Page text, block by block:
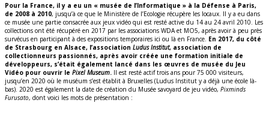
Pour la France, il y a eu un « musée de l’Informatique » à la Défense à Paris,
de 2008 à 2010, jusqu’à ce que le Ministère de l’Ecologie récupère les locaux. Il y a eu dans
ce musée une partie consacrée aux jeux vidéo qui est resté active du 14 au 24 avril 2010. Les
collections ont été récupéré en 2017 par les associations WDA et MO5, après avoir à peu près
survécus en participant à des expositions temporaires ici ou là en France. En 2017, du côté
de Strasbourg en Alsace, l’association Ludus Institut, association de
collectionneurs passionnés, après avoir créée une formation initiale de
développeurs, s’était également lancé dans les œuvres de musée du Jeu
Vidéo pour ouvrir le Pixel Museum. Il est resté actif trois ans pour 75 000 visiteurs,
jusqu’en 2020 où le muséum s’est établit à Bruxelles (Ludus Institut y a déjà une école là-
bas). 2020 est également la date de création du Musée savoyard de jeu vidéo, Pixminds
Furusato, dont voici les mots de présentation :